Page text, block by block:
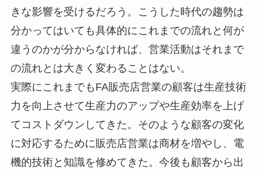
きな影響を受けるだろう。こうした時代の趨勢は
分かってはいても具体的にこれまでの流れと何が
違うのかが分からなければ、営業活動はそれまで
の流れとは大きく変わることはない。
実際にこれまでもFA販売店営業の顧客は生産技術
力を向上させて生産力のアップや生産効率を上げ
てコストダウンしてきた。そのような顧客の変化
に対応するために販売店営業は商材を増やし、電
機的技術と知識を修めてきた。今後も顧客から出